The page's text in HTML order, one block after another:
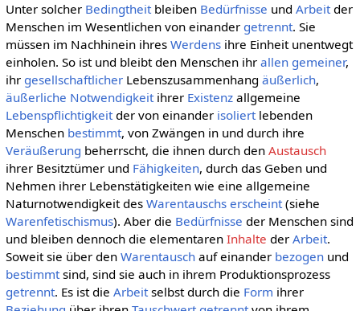
Unter solcher Bedingtheitbleiben Bedürfnisse und Arbeitder
Menschen im Wesentlichen von einander getrennt. Sie
müssen im Nachhinein ihres Werdensihre Einheit unentwegt
einholen. So ist und bleibt den Menschen ihr allen gemeiner,
ihr gesellschaftlicherLebenszusammenhang äußerlich,
äußerliche Notwendigkeitihrer Existenzallgemeine
Lebenspflichtigkeitder von einander isoliertlebenden
Menschen bestimmt, von Zwängen in und durch ihre
Veräußerung beherrscht, die ihnen durch den Austausch
ihrer Besitztümer und Fähigkeiten, durch das Geben und
Nehmen ihrer Lebenstätigkeiten wie eine allgemeine
Naturnotwendigkeit des Warentauschs erscheint(siehe
Warenfetischismus). Aber die Bedürfnisse der Menschen sind
und bleiben dennoch die elementaren Inhalte der Arbeit.
Soweit sie über den Warentauschauf einander bezogenund
bestimmtsind, sind sie auch in ihrem Produktionsprozess
getrennt. Es ist die Arbeitselbst durch die Form ihrer